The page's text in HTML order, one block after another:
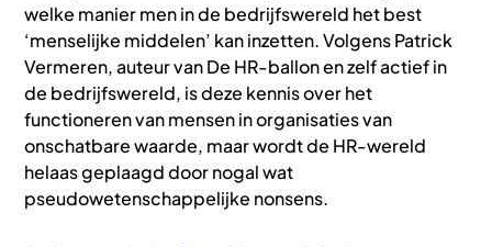
welke manier men in de bedrijfswereld het best
‘menselijke middelen’ kan inzetten. Volgens Patrick
Vermeren, auteur van De HR-ballon en zelf actief in
de bedrijfswereld, is deze kennis over het
functioneren van mensen in organisaties van
onschatbare waarde, maar wordt de HR-wereld
helaas geplaagd door nogal wat
pseudowetenschappelijke nonsens.